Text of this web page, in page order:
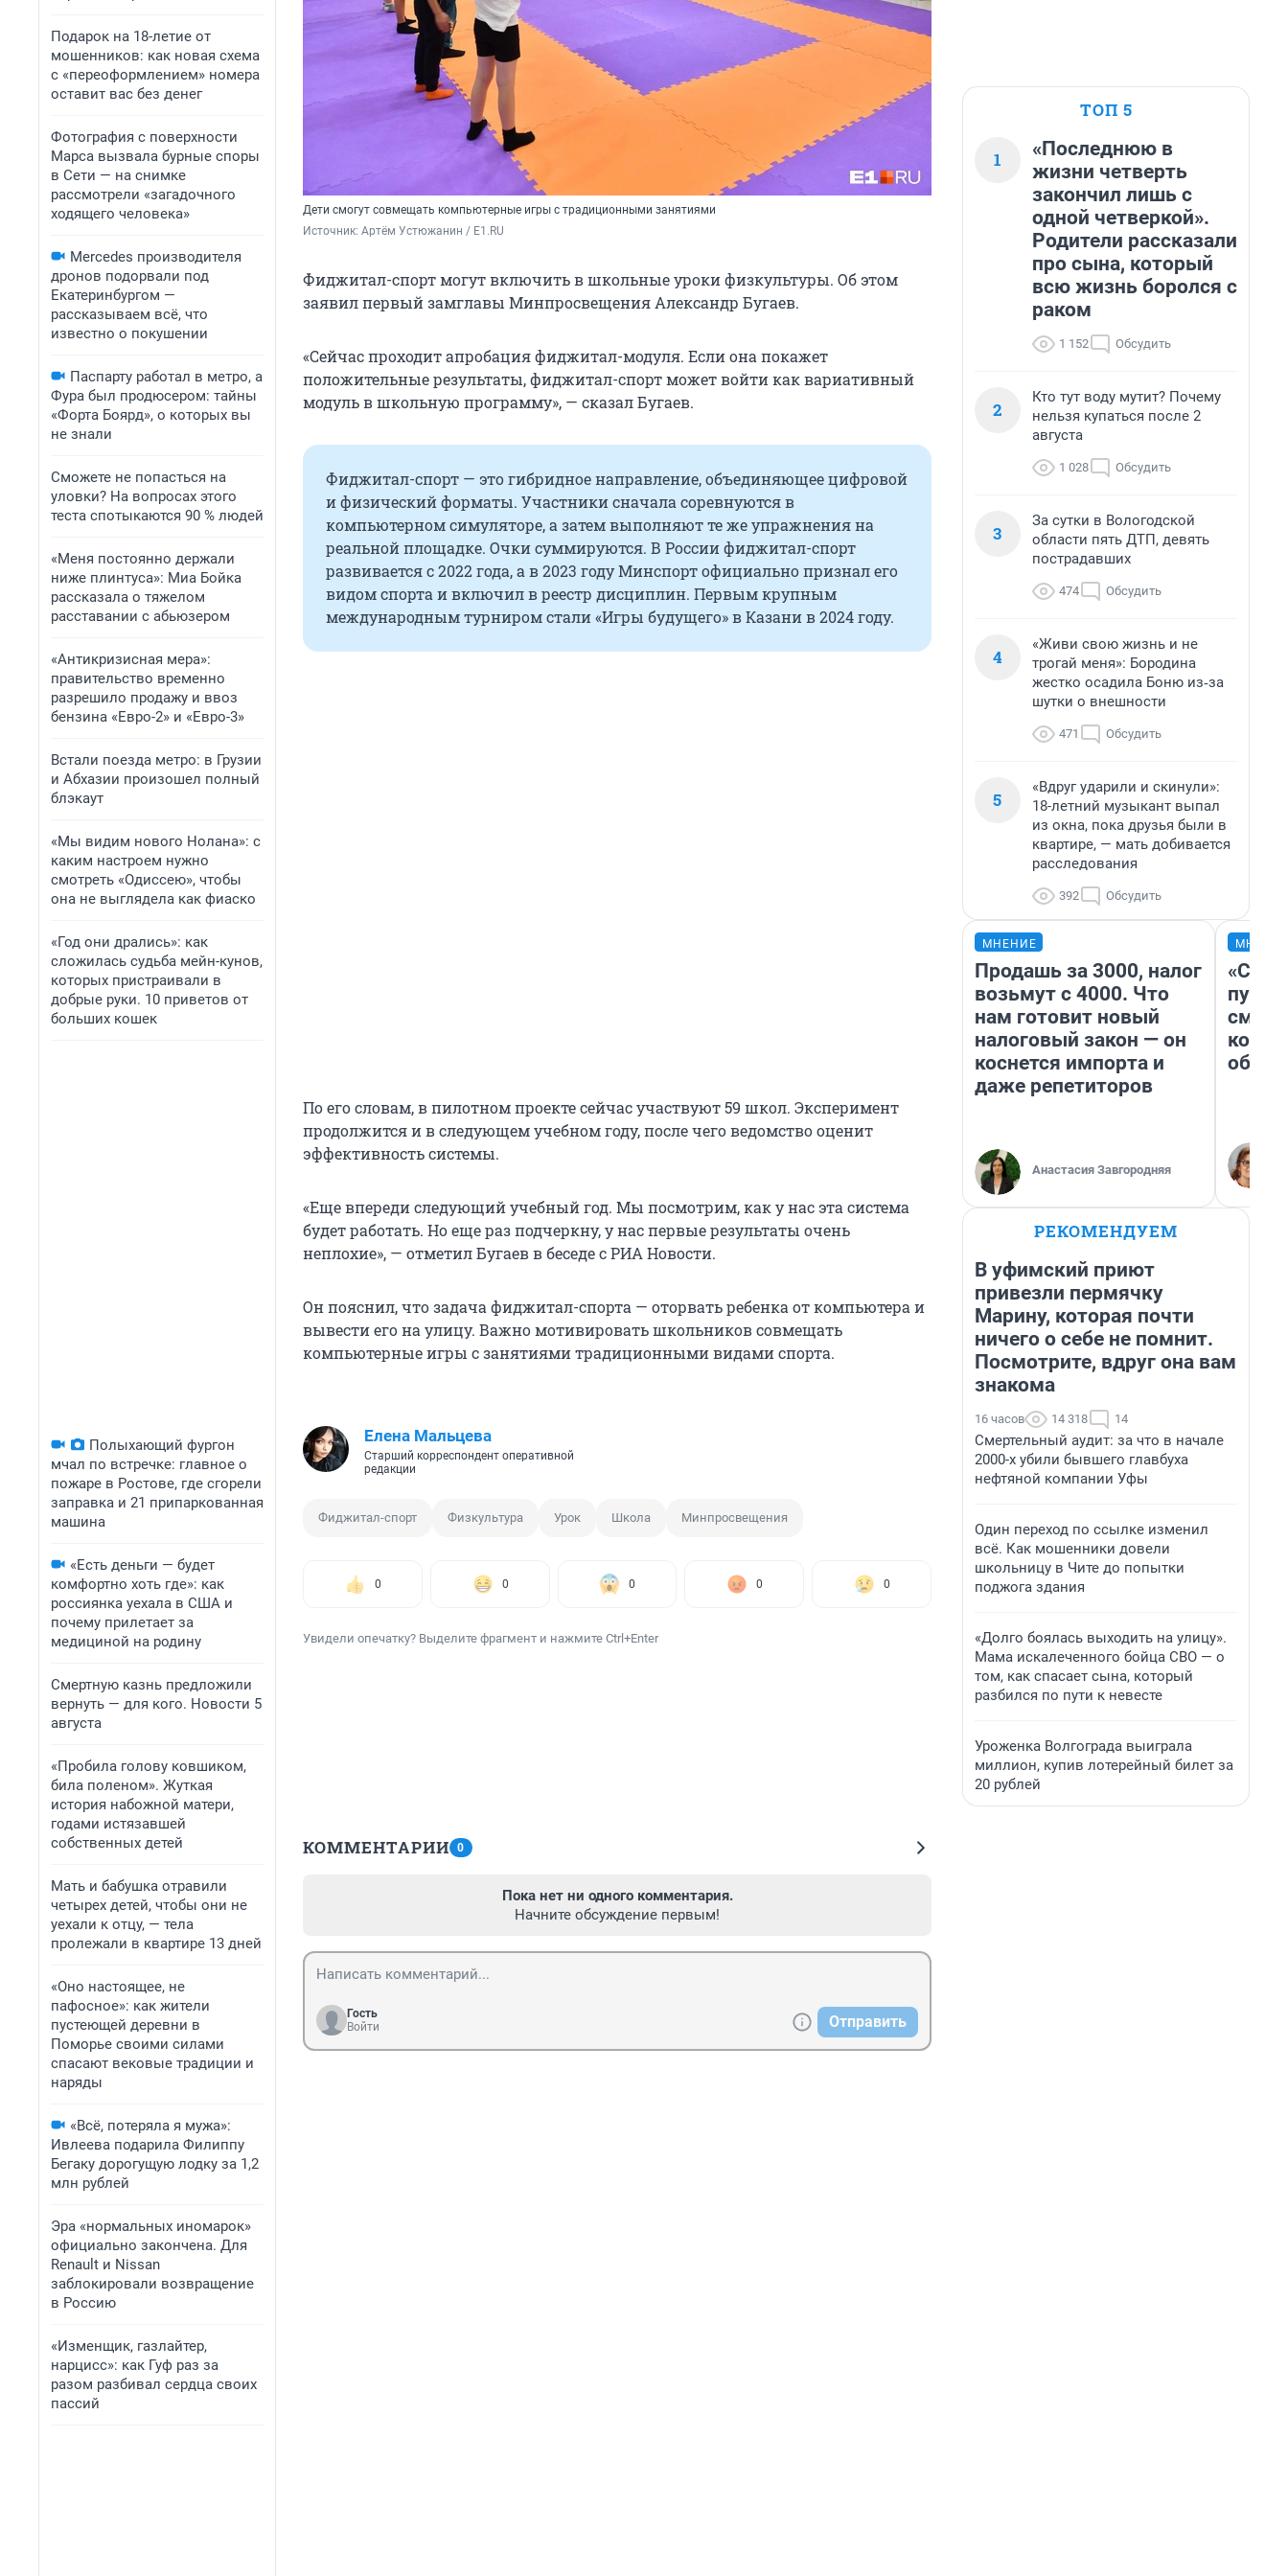
Подарок на 18-летие от
мошенников: как новая схема
с «переоформлением» номера
оставит вас без денег
Фотография с поверхности
Марса вызвала бурные споры
в Сети — на снимке
рассмотрели «загадочного
ходящего человека»
Mercedes производителя
дронов подорвали под
Екатеринбургом —
рассказываем всё, что
известно о покушении
Паспарту работал в метро, а
Фура был продюсером: тайны
«Форта Боярд», о которых вы
не знали
Сможете не попасться на
уловки? На вопросах этого
теста спотыкаются 90 % людей
«Меня постоянно держали
ниже плинтуса»: Миа Бойка
рассказала о тяжелом
расставании с абьюзером
«Антикризисная мера»:
правительство временно
разрешило продажу и ввоз
бензина «Евро-2» и «Евро-3»
Встали поезда метро: в Грузии
и Абхазии произошел полный
блэкаут
«Мы видим нового Нолана»: с
каким настроем нужно
смотреть «Одиссею», чтобы
она не выглядела как фиаско
«Год они дрались»: как
сложилась судьба мейн-кунов,
которых пристраивали в
добрые руки. 10 приветов от
больших кошек
Полыхающий фургон
мчал по встречке: главное о
пожаре в Ростове, где сгорели
заправка и 21 припаркованная
машина
«Есть деньги — будет
комфортно хоть где»: как
россиянка уехала в США и
почему прилетает за
медициной на родину
Смертную казнь предложили
вернуть — для кого. Новости 5
августа
«Пробила голову ковшиком,
била поленом». Жуткая
история набожной матери,
годами истязавшей
собственных детей
Мать и бабушка отравили
четырех детей, чтобы они не
уехали к отцу, — тела
пролежали в квартире 13 дней
«Оно настоящее, не
пафосное»: как жители
пустеющей деревни в
Поморье своими силами
спасают вековые традиции и
наряды
«Всё, потеряла я мужа»:
Ивлеева подарила Филиппу
Бегаку дорогущую лодку за 1,2
млн рублей
Эра «нормальных иномарок»
официально закончена. Для
Renault и Nissan
заблокировали возвращение
в Россию
«Изменщик, газлайтер,
нарцисс»: как Гуф раз за
разом разбивал сердца своих
пассий
Дети смогут совмещать компьютерные игры с традиционными занятиями
Источник: Артём Устюжанин / E1.RU
Фиджитал-спорт могут включить в школьные уроки физкультуры. Об этом
заявил первый замглавы Минпросвещения Александр Бугаев.
«Сейчас проходит апробация фиджитал-модуля. Если она покажет
положительные результаты, фиджитал-спорт может войти как вариативный
модуль в школьную программу», — сказал Бугаев.
Фиджитал-спорт — это гибридное направление, объединяющее цифровой
и физический форматы. Участники сначала соревнуются в
компьютерном симуляторе, а затем выполняют те же упражнения на
реальной площадке. Очки суммируются. В России фиджитал-спорт
развивается с 2022 года, а в 2023 году Минспорт официально признал его
видом спорта и включил в реестр дисциплин. Первым крупным
международным турниром стали «Игры будущего» в Казани в 2024 году.
По его словам, в пилотном проекте сейчас участвуют 59 школ. Эксперимент
продолжится и в следующем учебном году, после чего ведомство оценит
эффективность системы.
«Еще впереди следующий учебный год. Мы посмотрим, как у нас эта система
будет работать. Но еще раз подчеркну, у нас первые результаты очень
неплохие», — отметил Бугаев в беседе с РИА Новости.
Он пояснил, что задача фиджитал-спорта — оторвать ребенка от компьютера и
вывести его на улицу. Важно мотивировать школьников совмещать
компьютерные игры с занятиями традиционными видами спорта.
Елена Мальцева
Старший корреспондент оперативной
редакции
Фиджитал-спорт Физкультура Урок Школа Минпросвещения
0 0 0 0 0
Увидели опечатку? Выделите фрагмент и нажмите Ctrl+Enter
КОММЕНТАРИИ 0
Пока нет ни одного комментария.
Начните обсуждение первым!
Гость
Войти
Отправить
ТОП 5
1
«Последнюю в
жизни четверть
закончил лишь с
одной четверкой».
Родители рассказали
про сына, который
всю жизнь боролся с
раком
1 152 Обсудить
2
Кто тут воду мутит? Почему
нельзя купаться после 2
августа
1 028 Обсудить
3
За сутки в Вологодской
области пять ДТП, девять
пострадавших
474 Обсудить
4
«Живи свою жизнь и не
трогай меня»: Бородина
жестко осадила Боню из‑за
шутки о внешности
471 Обсудить
5
«Вдруг ударили и скинули»:
18-летний музыкант выпал
из окна, пока друзья были в
квартире, — мать добивается
расследования
392 Обсудить
МНЕНИЕ
Продашь за 3000, налог
возьмут с 4000. Что
нам готовит новый
налоговый закон — он
коснется импорта и
даже репетиторов
Анастасия Завгородняя
РЕКОМЕНДУЕМ
В уфимский приют
привезли пермячку
Марину, которая почти
ничего о себе не помнит.
Посмотрите, вдруг она вам
знакома
16 часов 14 318 14
Смертельный аудит: за что в начале
2000-х убили бывшего главбуха
нефтяной компании Уфы
Один переход по ссылке изменил
всё. Как мошенники довели
школьницу в Чите до попытки
поджога здания
«Долго боялась выходить на улицу».
Мама искалеченного бойца СВО — о
том, как спасает сына, который
разбился по пути к невесте
Уроженка Волгограда выиграла
миллион, купив лотерейный билет за
20 рублей